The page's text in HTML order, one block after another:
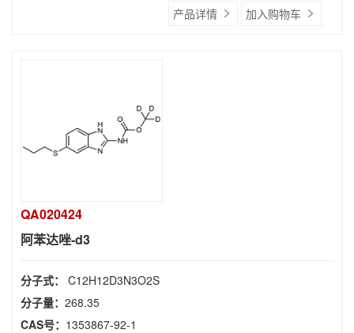
产品详情 加入购物车
QA020424
阿苯达唑-d3
分子式： C12H12D3N3O2S
分子量： 268.35
CAS号： 1353867-92-1